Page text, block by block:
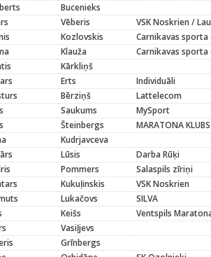
Bucenieks
Vēberis
VSK Noskrien /
Kozlovskis
Carnikavas sporta
Klauža
Carnikavas sporta
Kārkliņš
Erts
Individuāli
Bērziņš
Lattelecom
Saukums
MySport
Šteinbergs
MARATONA KLUBS
Kudrjavceva
Lūsis
Darba Rūķi
Pommers
Salaspils zīriņi
Kukuļinskis
VSK Noskrien
Lukačovs
SILVA
Keišs
Ventspils
Vasiļjevs
Grīnbergs